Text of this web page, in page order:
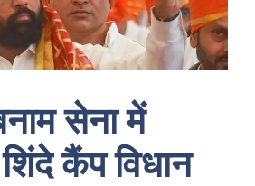
सेना में
कैंप विधान